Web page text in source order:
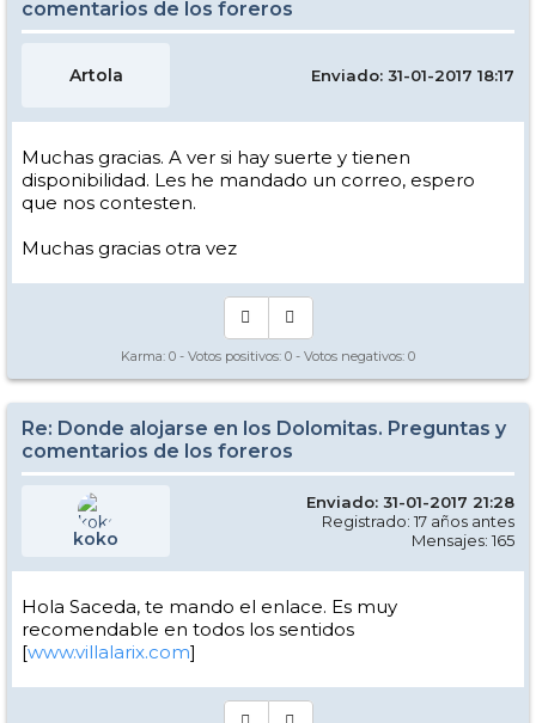
comentarios de los foreros
Artola Enviado: 31-01-2017 18:17
Muchas gracias. A ver si hay suerte y tienen
disponibilidad. Les he mandado un correo, espero
que nos contesten.
Muchas gracias otra vez
Karma: 0 - Votos positivos: 0 - Votos negativos: 0
Re: Donde alojarse en los Dolomitas. Preguntas y
comentarios de los foreros
koko
Enviado: 31-01-2017 21:28
Registrado: 17 años antes
Mensajes: 165
Hola Saceda, te mando el enlace. Es muy
recomendable en todos los sentidos
[www.villalarix.com]